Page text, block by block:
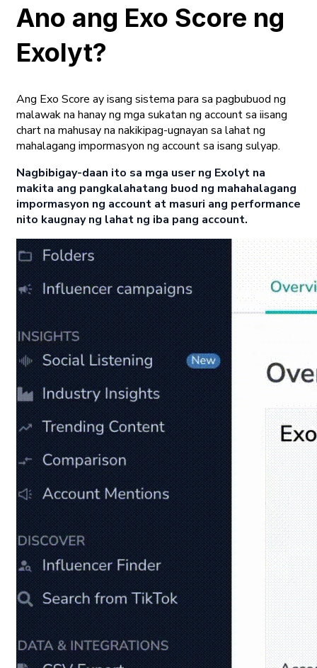
Ano ang Exo Score ng
Exolyt?
Ang Exo Score ay isang sistema para sa pagbubuod ng
malawak na hanay ng mga sukatan ng account sa iisang
chart na mahusay na nakikipag-ugnayan sa lahat ng
mahalagang impormasyon ng account sa isang sulyap.
Nagbibigay-daan ito sa mga user ng Exolyt na
makita ang pangkalahatang buod ng mahahalagang
impormasyon ng account at masuri ang performance
nito kaugnay ng lahat ng iba pang account.